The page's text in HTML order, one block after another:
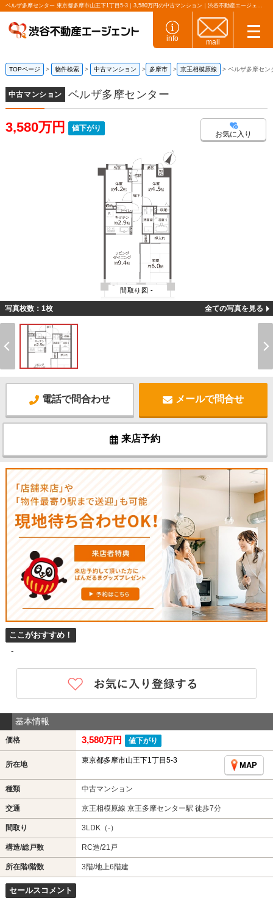
ベルザ多摩センター 東京都多摩市山王下1丁目5-3｜3,580万円の中古マンション｜渋谷不動産エージェント
info mail
TOPページ 物件検索 中古マンション 多摩市 京王相模原線 ベルザ多摩セン
中古マンション ベルザ多摩センター
3,580万円 値下がり
お気に入り
間取り図 -
写真枚数：1枚 全ての写真を見る
電話で問合わせ メールで問合せ
来店予約
ここがおすすめ！
-
基本情報
価格 3,580万円 値下がり
所在地 東京都多摩市山王下1丁目5-3
MAP
種類 中古マンション
交通 京王相模原線 京王多摩センター駅 徒歩7分
間取り 3LDK（-）
構造/総戸数 RC造/21戸
所在階/階数 3階/地上6階建
セールスコメント